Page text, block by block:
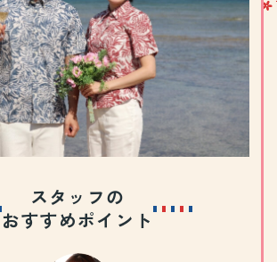
スタッフの
おすすめポイント